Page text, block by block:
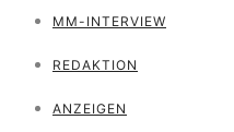
MM-INTERVIEW
REDAKTION
ANZEIGEN